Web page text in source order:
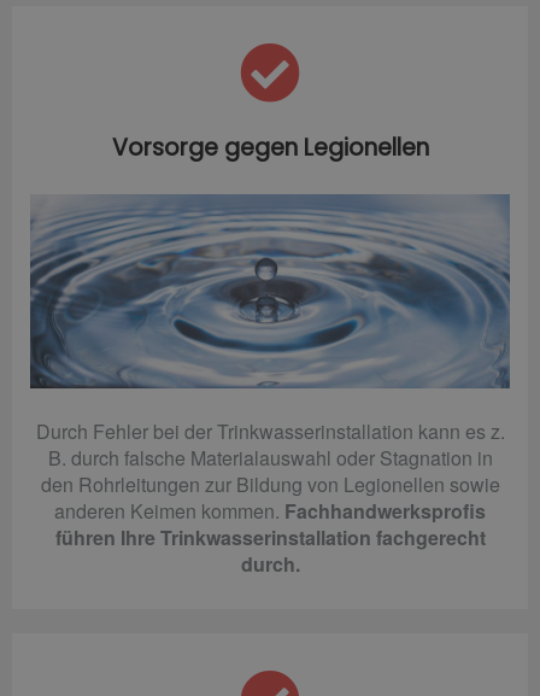
Vorsorge gegen Legionellen
Durch Fehler bei der Trinkwasserinstallation kann es z.
B. durch falsche Materialauswahl oder Stagnation in
den Rohrleitungen zur Bildung von Legionellen sowie
anderen Keimen kommen. Fachhandwerksprofis
führen Ihre Trinkwasserinstallation fachgerecht
durch.